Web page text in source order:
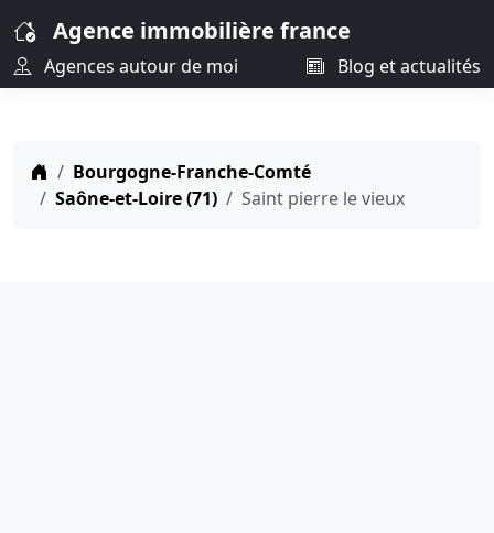
Agence immobilière france
Agences autour de moi Blog et actualités
Bourgogne-Franche-Comté
Saône-et-Loire (71)
Saint pierre le vieux